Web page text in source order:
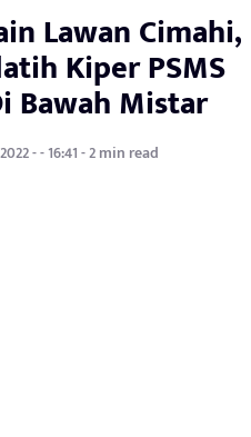
Lawan Cimahi,
Kiper PSMS
Bawah Mistar
- - 16:41 - 2 min read